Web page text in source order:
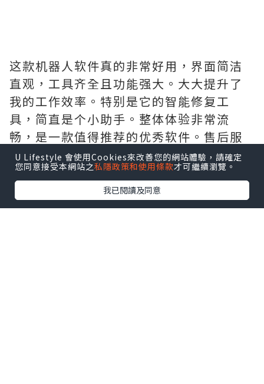
这款机器人软件真的非常好用，界面简洁
直观，工具齐全且功能强大。大大提升了
我的工作效率。特别是它的智能修复工
具，简直是个小助手。整体体验非常流
畅，是一款值得推荐的优秀软件。售后服
务好，有保证，需要的拿去吧,官网
http://www.vst.tw
U Lifestyle 會使用Cookies來改善您的網站體驗，請確定
您同意接受本網站之私隱政策和使用條款才可繼續瀏覽。
我已閱讀及同意